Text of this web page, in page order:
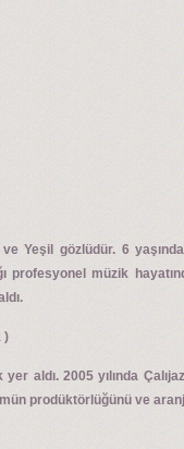
Yeşil gözlüdür. 6
profesyonel müzik
)
aldı. 2005 yılında
prodüktörlüğünü ve